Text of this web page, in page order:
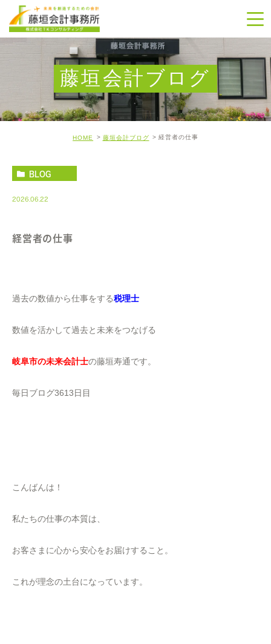
藤垣会計ブログ
HOME 藤垣会計ブログ 経営者の仕事
BLOG
2026.06.22
経営者の仕事
過去の数値から仕事をする税理士
数値を活かして過去と未来をつなげる
岐阜市の未来会計士の藤垣寿通です。
毎日ブログ3613日目
こんばんは！
私たちの仕事の本質は、
お客さまに心から安心をお届けすること。
これが理念の土台になっています。